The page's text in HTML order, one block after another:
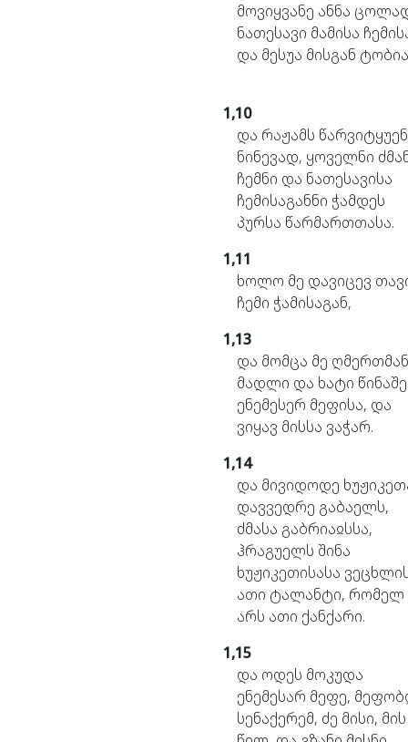
მოვიყვანე ანნა
ნათესავი მამისა
და მესუა მისგან
1,10
და რაჟამს
ნინევად, ყოველნი
ჩემნი და ნათესავისა
ჩემისაგანნი ჭამდეს
პურსა წარმართთასა.
1,11
ხოლო მე დავიცევ
ჩემი ჭამისაგან,
1,13
და მომცა მე ღმერთმან
მადლი და ხატი წინაშე
ენემესერ მეფისა, და
ვიყავ მისსა ვაჭარ.
1,14
და მივიდოდე
დავვედრე გაბაელს,
ძმასა გაბრიაჲსსა,
ჰრაგუელს შინა
ხუჟიკეთისასა
ათი ტალანტი, რომელ
არს ათი ქანქარი.
1,15
და ოდეს მოკუდა
ენემესარ მეფე,
სენაქერემ, ძე მისი, მის